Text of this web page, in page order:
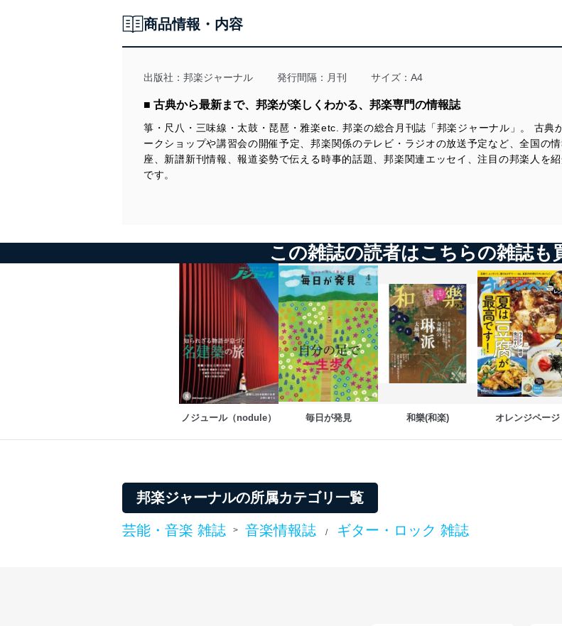
法令遵守
令及びその他の規範を常に適合させます。
個人情報の安全管理措置
当社は、個人情報の正確性及び安全性を確保するために、下記セキュリティ対策
漏えい、滅失またはき損の防止及び是正に努めます。
アクセス制御
システムを使用する従業者を識別・認証しています。
外部からの不正アクセス等の防止
個人データを取り扱う機器等のオペレーティングシステムを最新の状態に保
個人データを取り扱う機器等にセキュリティ対策ソフトウェア等を導入し
としています。
情報システムの使用に伴う漏洩等の防止
メール等により個人データの含まれるファイルを送信する場合に、当該ファ
個人情報保護マネジメントシステムの継続的改善
当社は、内部監査及びマネジメントレビューの機会を通じて、個人情報保護マネ
の状態を維持します。
貴殿の個人情報及び当社の個人情報保護マネジメントシステムに関するご相談及び
適切、かつ迅速に対応させていただきます。
商品情報・内容
出版社： 邦楽ジャーナル 発行間隔：月刊 サイズ：A4
■ 古典から最新まで、邦楽が楽しくわかる、邦楽専門の情報誌
箏・尺八・三味線・太鼓・琵琶・雅楽etc. 邦楽の総合月刊誌「邦楽ジャーナル」。 古典
ークショップや講習会の開催予定、邦楽関係のテレビ・ラジオの放送予定など、全国の
座、新譜新刊情報、報道姿勢で伝える時事的話題、邦楽関連エッセイ、注目の邦楽人を
です。
この雑誌の読者はこちらの雑誌も
ノジュール（nodule） 毎日が発見 和樂(和楽) オレンジページ
邦楽ジャーナルの所属カテゴリ一覧
芸能・音楽 雑誌 > 音楽情報誌 / ギター・ロック 雑誌